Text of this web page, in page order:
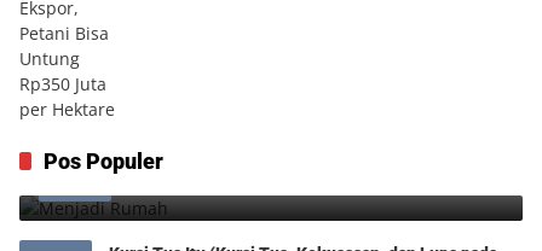
Pos Populer
1 Menjadi Rumah